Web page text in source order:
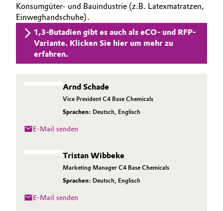
Industrial Manufacturing & Machinery
Lubricants & Lubricant Additives
Metals & Mining
Pharma & Biopharma
Plastics & Rubber
Medien
Konsumgüter- und Bauindustrie (z.B. Latexmatratzen,
Einweghandschuhe).
1,3-Butadien gibt es auch als eCO- und RFP-
Variante. Klicken Sie hier um mehr zu
erfahren.
Arnd Schade
Vice President C4 Base Chemicals
Sprachen: Deutsch, Englisch
E-Mail senden
Tristan Wibbeke
Marketing Manager C4 Base Chemicals
Sprachen: Deutsch, Englisch
E-Mail senden